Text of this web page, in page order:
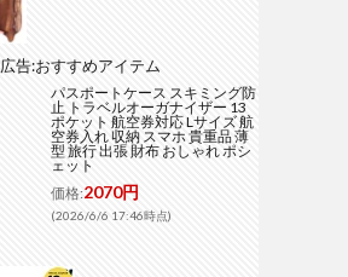
広告:おすすめアイテム
パスポートケース スキミング防
止 トラベルオーガナイザー 13
ポケット 航空券対応 Lサイズ 航
空券入れ 収納 スマホ 貴重品 薄
型 旅行 出張 財布 おしゃれ ポシ
ェット
価格:2070円
(2026/6/6 17:46時点)